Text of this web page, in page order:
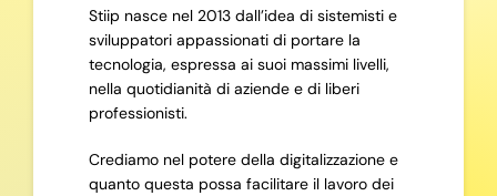
Stiip nasce nel 2013 dall’idea di sistemisti e
sviluppatori appassionati di portare la
tecnologia, espressa ai suoi massimi livelli,
nella quotidianità di aziende e di liberi
professionisti.
Crediamo nel potere della digitalizzazione e
quanto questa possa facilitare il lavoro dei